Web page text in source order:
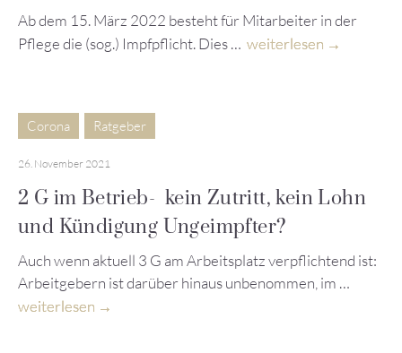
Ab dem 15. März 2022 besteht für Mitarbeiter in der
Pflege die (sog.) Impfpflicht. Dies … weiterlesen
Corona Ratgeber
26. November 2021
2 G im Betrieb- kein Zutritt, kein Lohn
und Kündigung Ungeimpfter?
Auch wenn aktuell 3 G am Arbeitsplatz verpflichtend ist:
Arbeitgebern ist darüber hinaus unbenommen, im …
weiterlesen